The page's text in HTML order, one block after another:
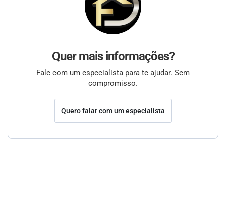
Quer mais informações?
Fale com um especialista para te ajudar. Sem
compromisso.
Quero falar com um especialista